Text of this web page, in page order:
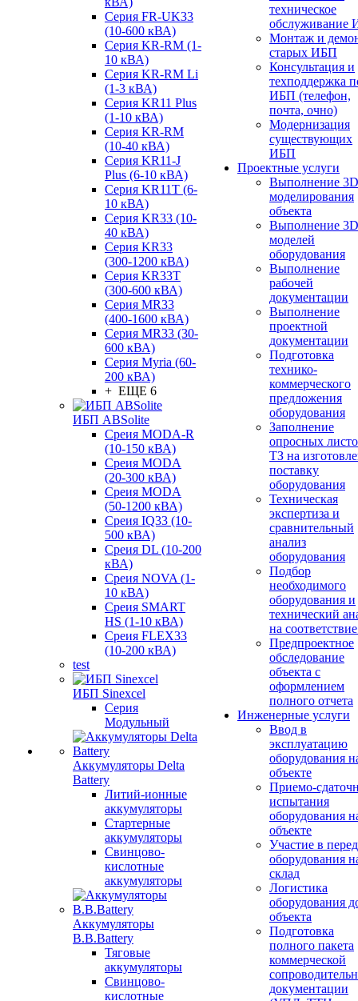
Серия FR-UK33
(10-600 кВА)
Серия KR-RM (1-
10 кВА)
Серия KR-RM Li
(1-3 кВА)
Серия KR11 Plus
(1-10 кВА)
Серия KR-RM
(10-40 кВА)
Серия KR11-J
Plus (6-10 кВА)
Серия KR11T (6-
10 кВА)
Серия KR33 (10-
40 кВА)
Серия KR33
(300-1200 кВА)
Серия KR33T
(300-600 кВА)
Серия MR33
(400-1600 кВА)
Серия MR33 (30-
600 кВА)
Серия Myria (60-
200 кВА)
+ ЕЩЕ 6
ИБП ABSolite
Среия MODA-R
(10-150 кВА)
Среия MODA
(20-300 кВА)
Среия MODA
(50-1200 кВА)
Среия IQ33 (10-
500 кВА)
Среия DL (10-200
кВА)
Среия NOVA (1-
10 кВА)
Среия SMART
HS (1-10 кВА)
Среия FLEX33
(10-200 кВА)
test
ИБП Sinexcel
Серия
Модульный
Аккумуляторы Delta
Battery
Литий-ионные
аккумуляторы
Стартерные
аккумуляторы
Свинцово-
кислотные
аккумуляторы
Аккумуляторы
B.B.Battery
Тяговые
аккумуляторы
Свинцово-
кислотные
техническое
обслуживание
Монтаж и
старых ИБП
Консультация и
техподдержка
ИБП (телефон,
почта, очно)
Модернизация
существующих
ИБП
Проектные услуги
Выполнение 3D
моделирования
объекта
Выполнение 3D
моделей
оборудования
Выполнение
рабочей
документации
Выполнение
проектной
документации
Подготовка
технико-
коммерческого
предложения
оборудования
Заполнение
опросных
ТЗ на
поставку
оборудования
Техническая
экспертиза и
сравнительный
анализ
оборудования
Подбор
необходимого
оборудования и
технический
на
Предпроектное
обследование
объекта с
оформлением
полного отчета
Инженерные услуги
Ввод в
эксплуатацию
оборудования
объекте
Приемо-
испытания
оборудования
объекте
Участие в
оборудования
склад
Логистика
оборудования
объекта
Подготовка
полного пакета
коммерческой
документации